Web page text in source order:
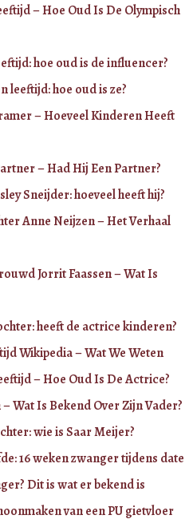
– Hoe Oud Is De Olympisch
hoe oud is de influencer?
leeftijd: hoe oud is ze?
– Hoeveel Kinderen Heeft
– Had Hij Een Partner?
Sneijder: hoeveel heeft hij?
Anne Neijzen – Het Verhaal
Jorrit Faassen – Wat Is
heeft de actrice kinderen?
Wikipedia – Wat We Weten
– Hoe Oud Is De Actrice?
– Wat Is Bekend Over Zijn Vader?
wie is Saar Meijer?
16 weken zwanger tijdens date
Dit is wat er bekend is
van een PU gietvloer